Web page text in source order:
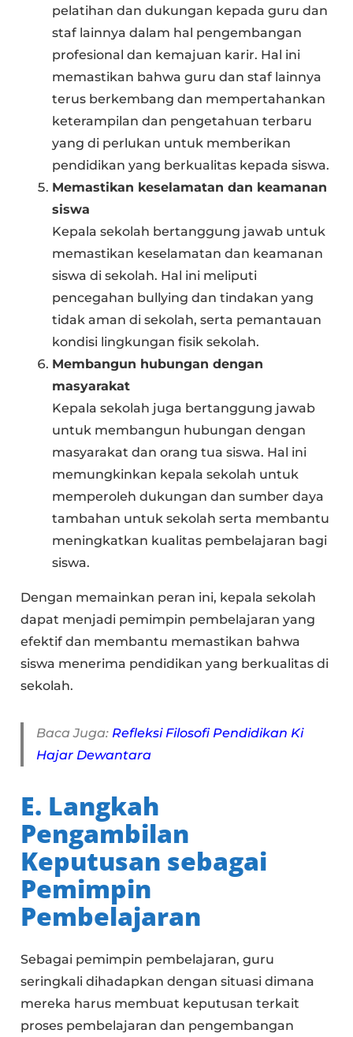
pelatihan dan dukungan kepada guru dan
staf lainnya dalam hal pengembangan
profesional dan kemajuan karir. Hal ini
memastikan bahwa guru dan staf lainnya
terus berkembang dan mempertahankan
keterampilan dan pengetahuan terbaru
yang di perlukan untuk memberikan
pendidikan yang berkualitas kepada siswa.
Memastikan keselamatan dan keamanan
siswa
Kepala sekolah bertanggung jawab untuk
memastikan keselamatan dan keamanan
siswa di sekolah. Hal ini meliputi
pencegahan bullying dan tindakan yang
tidak aman di sekolah, serta pemantauan
kondisi lingkungan fisik sekolah.
Membangun hubungan dengan
masyarakat
Kepala sekolah juga bertanggung jawab
untuk membangun hubungan dengan
masyarakat dan orang tua siswa. Hal ini
memungkinkan kepala sekolah untuk
memperoleh dukungan dan sumber daya
tambahan untuk sekolah serta membantu
meningkatkan kualitas pembelajaran bagi
siswa.
Dengan memainkan peran ini, kepala sekolah
dapat menjadi pemimpin pembelajaran yang
efektif dan membantu memastikan bahwa
siswa menerima pendidikan yang berkualitas di
sekolah.
Baca Juga: Refleksi Filosofi Pendidikan Ki
Hajar Dewantara
E. Langkah
Pengambilan
Keputusan sebagai
Pemimpin
Pembelajaran
Sebagai pemimpin pembelajaran, guru
seringkali dihadapkan dengan situasi dimana
mereka harus membuat keputusan terkait
proses pembelajaran dan pengembangan